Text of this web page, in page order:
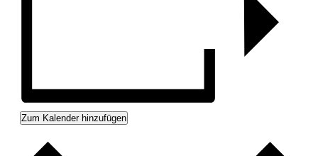
Zum Kalender hinzufügen